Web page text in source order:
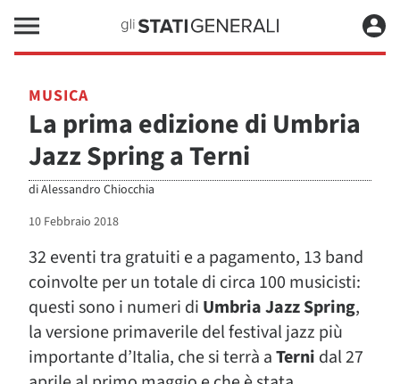
MUSICA
La prima edizione di Umbria
Jazz Spring a Terni
diAlessandro Chiocchia
10 Febbraio 2018
32 eventi tra gratuiti e a pagamento, 13 band
coinvolte per un totale di circa 100 musicisti:
questi sono i numeri di Umbria Jazz Spring,
la versione primaverile del festival jazz più
importante d’Italia, che si terrà aTerni dal 27